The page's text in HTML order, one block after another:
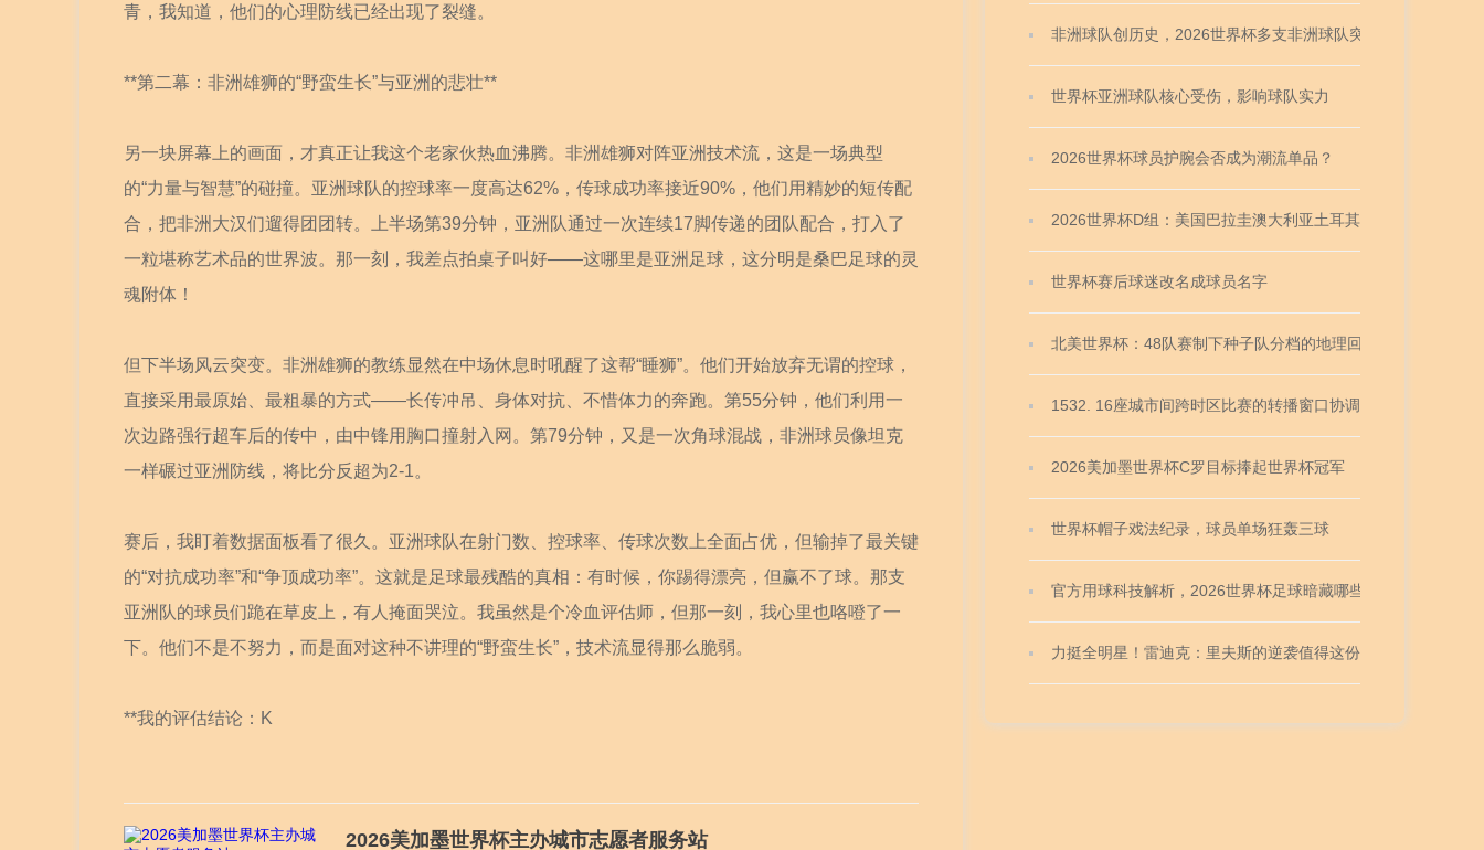
青，我知道，他们的心理防线已经出现了裂缝。
**第二幕：非洲雄狮的“野蛮生长”与亚洲的悲壮**
另一块屏幕上的画面，才真正让我这个老家伙热血沸腾。非洲雄狮对阵亚洲技术流，这是一场典型
的“力量与智慧”的碰撞。亚洲球队的控球率一度高达62%，传球成功率接近90%，他们用精妙的短传配
合，把非洲大汉们遛得团团转。上半场第39分钟，亚洲队通过一次连续17脚传递的团队配合，打入了
一粒堪称艺术品的世界波。那一刻，我差点拍桌子叫好——这哪里是亚洲足球，这分明是桑巴足球的灵
魂附体！
但下半场风云突变。非洲雄狮的教练显然在中场休息时吼醒了这帮“睡狮”。他们开始放弃无谓的控球，
直接采用最原始、最粗暴的方式——长传冲吊、身体对抗、不惜体力的奔跑。第55分钟，他们利用一
次边路强行超车后的传中，由中锋用胸口撞射入网。第79分钟，又是一次角球混战，非洲球员像坦克
一样碾过亚洲防线，将比分反超为2-1。
赛后，我盯着数据面板看了很久。亚洲球队在射门数、控球率、传球次数上全面占优，但输掉了最关键
的“对抗成功率”和“争顶成功率”。这就是足球最残酷的真相：有时候，你踢得漂亮，但赢不了球。那支
亚洲队的球员们跪在草皮上，有人掩面哭泣。我虽然是个冷血评估师，但那一刻，我心里也咯噔了一
下。他们不是不努力，而是面对这种不讲理的“野蛮生长”，技术流显得那么脆弱。
**我的评估结论：K
2026美加墨世界杯主办城市志愿者服务站
非洲球队创历史，2026世界杯多支非洲球队突破小组
世界杯亚洲球队核心受伤，影响球队实力
2026世界杯球员护腕会否成为潮流单品？
2026世界杯D组：美国巴拉圭澳大利亚土耳其
世界杯赛后球迷改名成球员名字
北美世界杯：48队赛制下种子队分档的地理回避原则
1532. 16座城市间跨时区比赛的转播窗口协调难题：
2026美加墨世界杯C罗目标捧起世界杯冠军
世界杯帽子戏法纪录，球员单场狂轰三球
官方用球科技解析，2026世界杯足球暗藏哪些黑科技
力挺全明星！雷迪克：里夫斯的逆袭值得这份荣誉